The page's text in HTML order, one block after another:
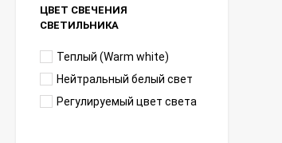
ЦВЕТ СВЕЧЕНИЯ
СВЕТИЛЬНИКА
Теплый (Warm white)
Нейтральный белый свет
Регулируемый цвет света